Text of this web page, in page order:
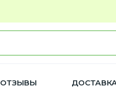
ОТЗЫВЫ